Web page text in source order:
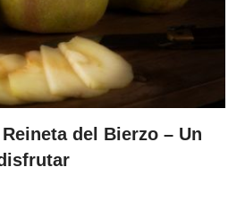
Reineta del Bierzo – Un